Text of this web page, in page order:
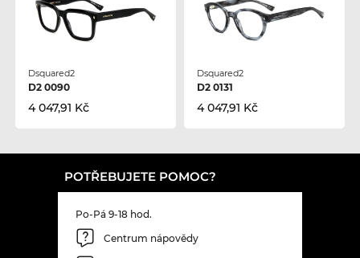
Dsquared2
D2 0090
4 047,91 Kč
Dsquared2
D2 0131
4 047,91 Kč
POTŘEBUJETE POMOC?
Po-Pá 9-18 hod.
Centrum nápovědy